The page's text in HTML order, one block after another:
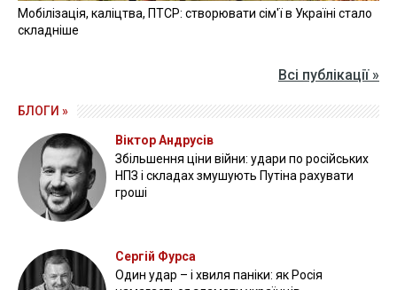
Мобілізація, каліцтва, ПТСР: створювати сім'ї в Україні стало
складніше
Всі публікації »
БЛОГИ »
Віктор Андрусів
Збільшення ціни війни: удари по російських
НПЗ і складах змушують Путіна рахувати
гроші
Сергій Фурса
Один удар – і хвиля паніки: як Росія